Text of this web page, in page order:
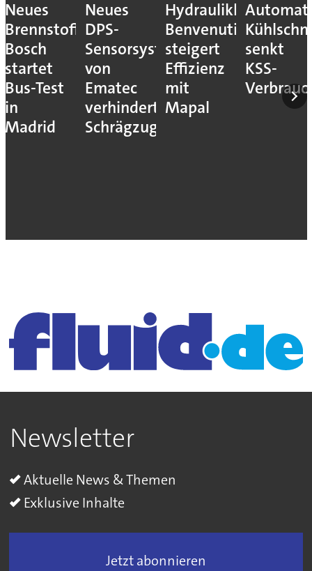
Neues
Brennstoffzellensystem:
Bosch
startet
Bus-Test
in
Madrid
Neues
DPS-
Sensorsystem
von
Ematec
verhindert
Schrägzug
Hydraulikhersteller
Benvenuti
steigert
Effizienz
mit
Mapal
senkt
KSS-
Newsletter
Aktuelle News & Themen
Exklusive Inhalte
Jetzt abonnieren